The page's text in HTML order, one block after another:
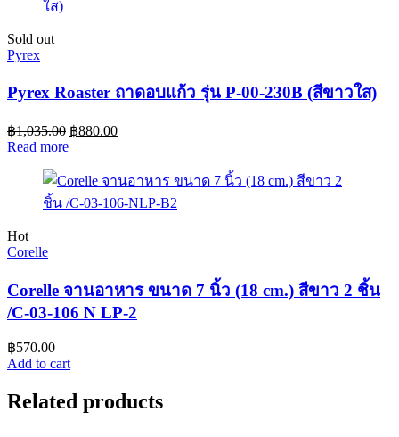
Sold out
Pyrex
Pyrex Roaster ถาดอบแก้ว รุ่น P-00-230B (สีขาวใส)
฿1,035.00 ฿880.00
Read more
Hot
Corelle
Corelle จานอาหาร ขนาด 7 นิ้ว (18 cm.) สีขาว 2 ชิ้น
/C-03-106 N LP-2
฿570.00
Add to cart
Related products